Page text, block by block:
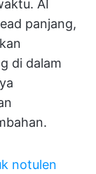
AI
panjang,
di dalam
notulen